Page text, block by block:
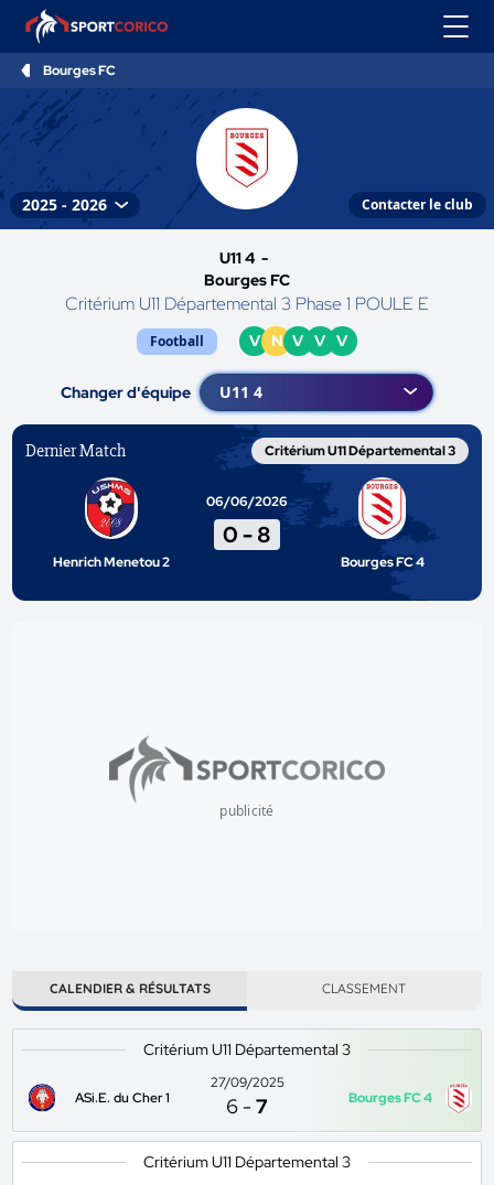
Bourges FC
Contacter le club
U11 4 -
Bourges FC
Critérium U11 Départemental 3 Phase 1 POULE E
Football V N V V V
Changer d'équipe
Dernier Match Critérium U11 Départemental 3
Henrich Menetou 2
06/06/2026
0-8
Bourges FC 4
publicité
CALENDIER & RÉSULTATS CLASSEMENT
Critérium U11 Départemental 3
ASi.E. du Cher 1
27/09/2025
6 -7 Bourges FC 4
Critérium U11 Départemental 3